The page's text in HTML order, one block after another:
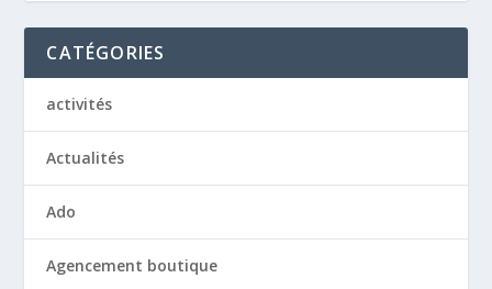
CATÉGORIES
activités
Actualités
Ado
Agencement boutique